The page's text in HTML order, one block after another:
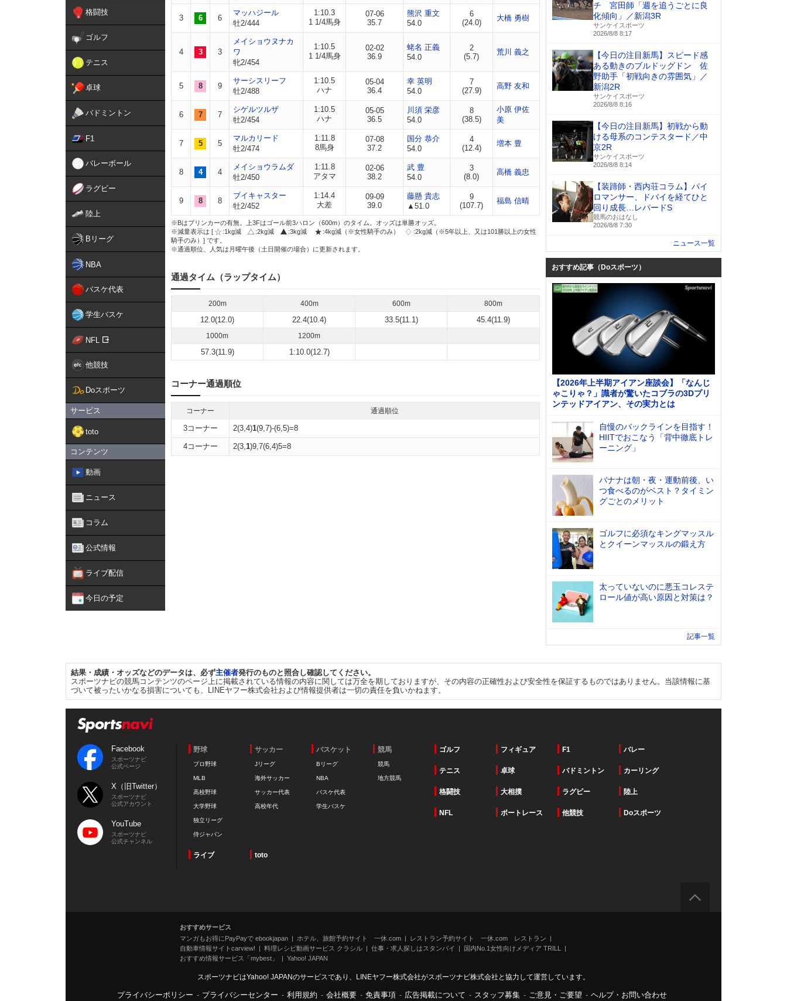
格闘技
ゴルフ
テニス
卓球
バドミントン
F1
バレーボール
ラグビー
陸上
Bリーグ
NBA
バスケ代表
学生バスケ
NFL
他競技
Doスポーツ
サービス
toto
コンテンツ
動画
ニュース
コラム
公式情報
ライブ配信
今日の予定
3 6 6
マッハジール
牡2/444
1:10.3
1 1/4馬身
07-06
35.7
熊沢 重文
54.0
6
(24.0)
大橋 勇樹
4 3 3
メイショウヌナカ
ワ
牝2/454
1:10.5
1 1/4馬身
02-02
36.9
蛯名 正義
54.0
2
(5.7)
荒川 義之
5 8 9
サーシスリーフ
牡2/488
1:10.5
ハナ
05-04
36.4
幸 英明
54.0
7
(27.9)
高野 友和
6 7 7
シゲルツルザ
牡2/454
1:10.5
ハナ
05-05
36.5
川須 栄彦
54.0
8
(38.5)
小原 伊佐
美
7 5 5
マルカリード
牡2/474
1:11.8
8馬身
07-08
37.2
国分 恭介
54.0
4
(12.4)
増本 豊
8 4 4
メイショウラムダ
牡2/450
1:11.8
アタマ
02-06
38.2
武 豊
54.0
3
(8.0)
高橋 義忠
9 8 8
ブイキャスター
牡2/452
1:14.4
大差
09-09
39.0
藤懸 貴志
▲51.0
9
(107.7)
福島 信晴
※Bはブリンカーの有無。上3Fはゴール前3ハロン（600m）のタイム。オッズは単勝オッズ。
※減量表示は [
:1kg減 :2kg減 :3kg減 :4kg減（※女性騎手のみ）
:2kg減（※5年以上、又は101勝以上の女性
騎手のみ）] です。
※通過順位、人気は月曜午後（土日開催の場合）に更新されます。
通過タイム（ラップタイム）
200m 400m 600m 800m
12.0(12.0) 22.4(10.4) 33.5(11.1) 45.4(11.9)
1000m 1200m
57.3(11.9) 1:10.0(12.7)
コーナー通過順位
コーナー 通過順位
3コーナー 2(3,4)1(9,7)-(6,5)=8
4コーナー 2(3,1)9,7(6,4)5=8
チ 宮田師「週を追うごとに良
化傾向」／新潟3R
サンケイスポーツ
2026/8/8 8:17
【今日の注目新馬】スピード感
ある動きのブルドッグドン 佐
野助手「初戦向きの雰囲気」／
新潟2R
サンケイスポーツ
2026/8/8 8:16
【今日の注目新馬】初戦から動
ける母系のコンテスタード／中
京2R
サンケイスポーツ
2026/8/8 8:14
【装蹄師・西内荘コラム】パイ
ロマンサー、ドバイを経てひと
回り成長…レパードS
競馬のおはなし
2026/8/8 7:30
ニュース一覧
おすすめ記事（Doスポーツ）
【2026年上半期アイアン座談会】「なんじ
ゃこりゃ？」識者が驚いたコブラの3Dプリ
ンテッドアイアン、その実力とは
自慢のバックラインを目指す！
HIITでおこなう「背中徹底トレ
ーニング」
バナナは朝・夜・運動前後、い
つ食べるのがベスト？タイミン
グごとのメリット
ゴルフに必須なキングマッスル
とクイーンマッスルの鍛え方
太っていないのに悪玉コレステ
ロール値が高い原因と対策は？
記事一覧
結果・成績・オッズなどのデータは、必ず主催者発行のものと照合し確認してください。
スポーツナビの競馬コンテンツのページ上に掲載されている情報の内容に関しては万全を期しておりますが、その内容の正確性および安全性を保証するものではありません。当該情報に基
づいて被ったいかなる損害についても、LINEヤフー株式会社および情報提供者は一切の責任を負いかねます。
Facebook
スポーツナビ
公式ページ
X（旧Twitter）
スポーツナビ
公式アカウント
YouTube
スポーツナビ
公式チャンネル
野球
プロ野球
MLB
高校野球
大学野球
独立リーグ
侍ジャパン
サッカー
Jリーグ
海外サッカー
サッカー代表
高校年代
バスケット
Bリーグ
NBA
バスケ代表
学生バスケ
競馬
競馬
地方競馬
ゴルフ フィギュア F1 バレー
テニス 卓球 バドミントン カーリング
格闘技 大相撲 ラグビー 陸上
NFL ボートレース 他競技 Doスポーツ
ライブ toto
おすすめサービス
マンガもお得にPayPayで ebookjapan
ホテル、旅館予約サイト 一休.com
レストラン予約サイト 一休.com レストラン
自動車情報サイトcarview!
料理レシピ動画サービス クラシル 仕事・求人探しはスタンバイ
国内No.1女性向けメディア TRILL
おすすめ情報サービス「mybest」
Yahoo! JAPAN
スポーツナビはYahoo! JAPANのサービスであり、LINEヤフー株式会社がスポーツナビ株式会社と協力して運営しています。
プライバシーポリシー - プライバシーセンター - 利用規約 - 会社概要 - 免責事項 - 広告掲載について - スタッフ募集 - ご意見・ご要望 - ヘルプ・お問い合わせ